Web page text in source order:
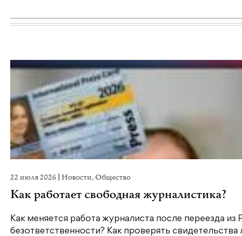
22 июля 2026 Новости,Общество
Как работает свободная журналистика?
Как меняется работа журналиста после переезда
безответственности? Как проверять свидетельства